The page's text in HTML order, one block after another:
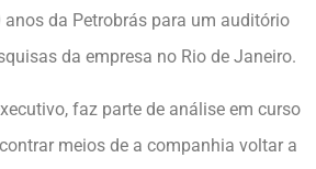
anos da Petrobrás para um auditório
da empresa no Rio de Janeiro.
faz parte de análise em curso
meios de a companhia voltar a